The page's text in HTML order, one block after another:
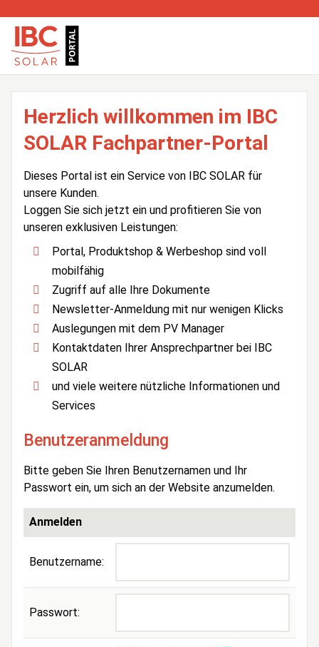
Herzlich willkommen im IBC
SOLAR Fachpartner-Portal
Dieses Portal ist ein Service von IBC SOLAR für
unsere Kunden.
Loggen Sie sich jetzt ein und profitieren Sie von
unseren exklusiven Leistungen:
Portal, Produktshop & Werbeshop sind voll
mobilfähig
Zugriff auf alle Ihre Dokumente
Newsletter-Anmeldung mit nur wenigen Klicks
Auslegungen mit dem PV Manager
Kontaktdaten Ihrer Ansprechpartner bei IBC
SOLAR
und viele weitere nützliche Informationen und
Services
Benutzeranmeldung
Bitte geben Sie Ihren Benutzernamen und Ihr
Passwort ein, um sich an der Website anzumelden.
Anmelden
Benutzername:
Passwort: